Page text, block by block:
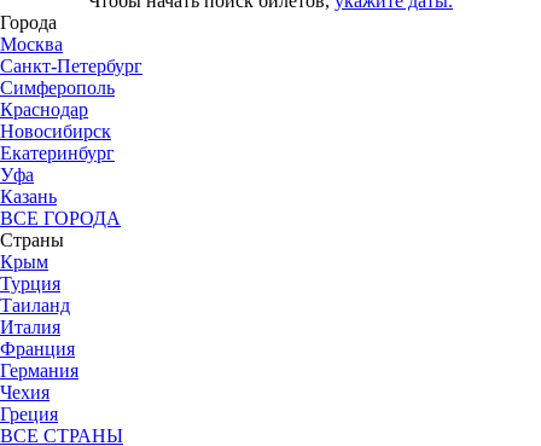
Города
Москва
Санкт-Петербург
Симферополь
Краснодар
Новосибирск
Екатеринбург
Уфа
Казань
ВСЕ ГОРОДА
Страны
Крым
Турция
Таиланд
Италия
Франция
Германия
Чехия
Греция
ВСЕ СТРАНЫ